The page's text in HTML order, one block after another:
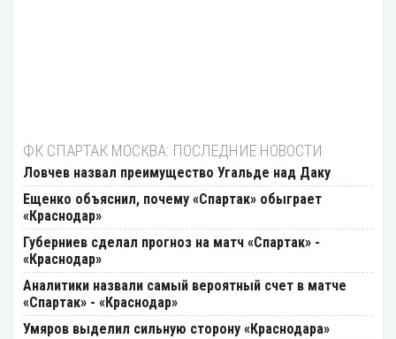
ФК СПАРТАК МОСКВА: ПОСЛЕДНИЕ НОВОСТИ
Ловчев назвал преимущество Угальде над Даку
Ещенко объяснил, почему «Спартак» обыграет
«Краснодар»
Губерниев сделал прогноз на матч «Спартак» -
«Краснодар»
Аналитики назвали самый вероятный счет в матче
«Спартак» - «Краснодар»
Умяров выделил сильную сторону «Краснодара»